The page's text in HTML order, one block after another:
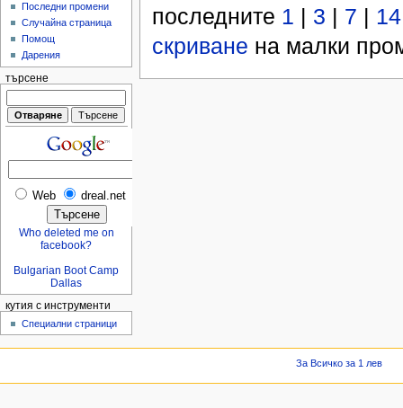
последните 1 | 3 | 7 | 14
скриване на малки
Последни промени
Случайна страница
Помощ
Дарения
търсене
Web dreal.net
Who deleted me on
facebook?
Bulgarian Boot Camp
Dallas
кутия с инструменти
Специални страници
За Всичко за 1 лев